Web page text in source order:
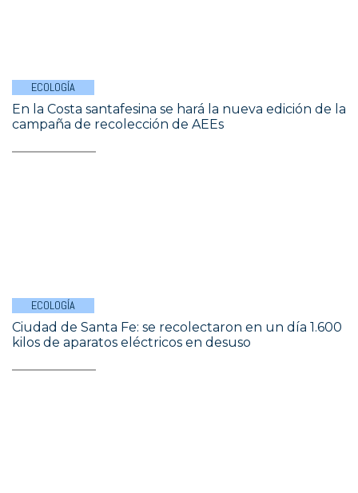
ECOLOGÍA
En la Costa santafesina se hará la nueva edición de la
campaña de recolección de AEEs
ECOLOGÍA
Ciudad de Santa Fe: se recolectaron en un día 1.600
kilos de aparatos eléctricos en desuso